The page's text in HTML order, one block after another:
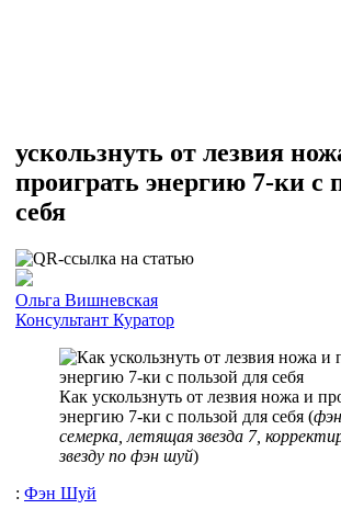
ускользнуть от лезвия
проиграть энергию 7-ки с
себя
Ольга Вишневская
Консультант Куратор
Как ускользнуть от лезвия ножа и
энергию 7-ки с пользой для себя (
семерка, летящая звезда 7,
звезду по фэн шуй)
: Фэн Шуй